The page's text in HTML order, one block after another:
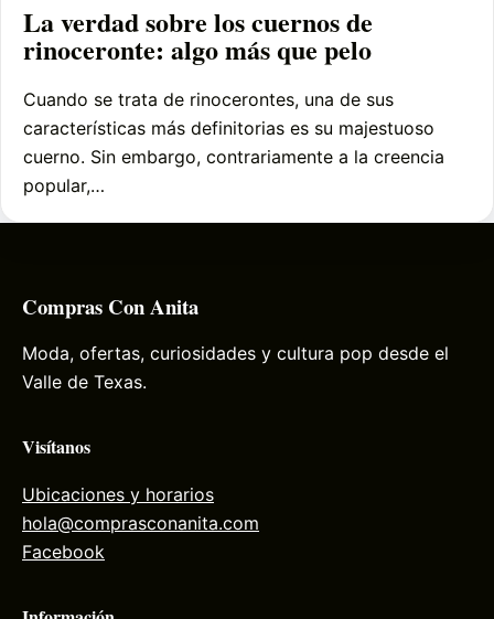
La verdad sobre los cuernos de
rinoceronte: algo más que pelo
Cuando se trata de rinocerontes, una de sus
características más definitorias es su majestuoso
cuerno. Sin embargo, contrariamente a la creencia
popular,…
Compras Con Anita
Moda, ofertas, curiosidades y cultura pop desde el
Valle de Texas.
Visítanos
Ubicaciones y horarios
hola@comprasconanita.com
Facebook